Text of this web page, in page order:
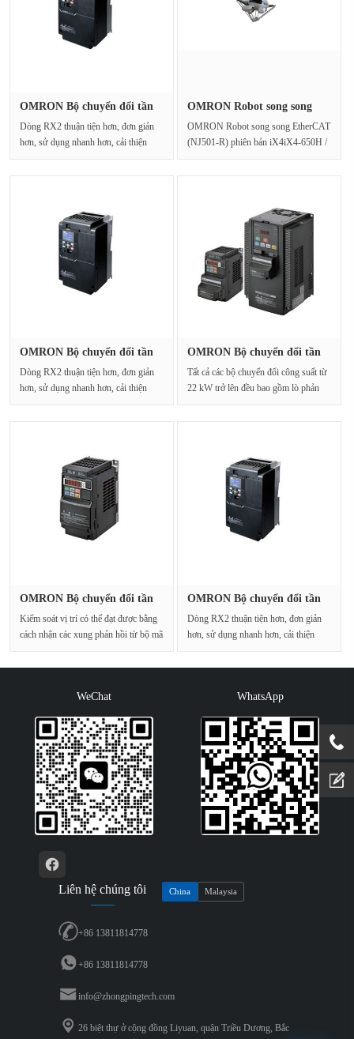
OMRON Bộ chuyển đổi tần
Dòng RX2 thuận tiện hơn, đơn giản
hơn, sử dụng nhanh hơn, cải thiện
OMRON Robot song song
OMRON Robot song song EtherCAT
(NJ501-R) phiên bản iX4iX4-650H /
OMRON Bộ chuyển đổi tần
Dòng RX2 thuận tiện hơn, đơn giản
hơn, sử dụng nhanh hơn, cải thiện
OMRON Bộ chuyển đổi tần
Tất cả các bộ chuyển đổi công suất từ
22 kW trở lên đều bao gồm lò phản
OMRON Bộ chuyển đổi tần
Kiểm soát vị trí có thể đạt được bằng
cách nhận các xung phản hồi từ bộ mã
OMRON Bộ chuyển đổi tần
Dòng RX2 thuận tiện hơn, đơn giản
hơn, sử dụng nhanh hơn, cải thiện
WeChat WhatsApp
Liên hệ chúng tôi China Malaysia
+86 13811814778
+86 13811814778
info@zhongpingtech.com
26 biệt thự ở cộng đồng Liyuan, quận Triều Dương, Bắc